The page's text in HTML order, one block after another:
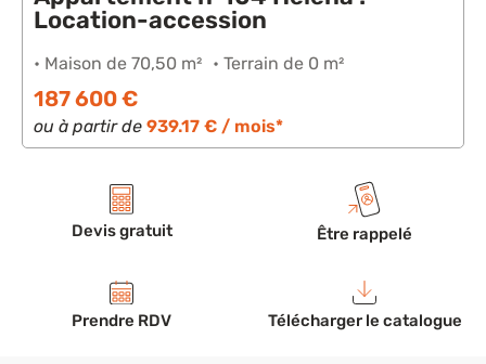
Location-accession
• Maison de 70,50 m² • Terrain de 0 m²
187 600 €
ou à partir de 939.17 € / mois*
Devis gratuit Être rappelé
Prendre RDV Télécharger le catalogue